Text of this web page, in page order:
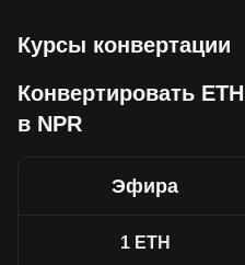
Курсы конвертации
Конвертировать ETH
в NPR
Эфира
1 ETH